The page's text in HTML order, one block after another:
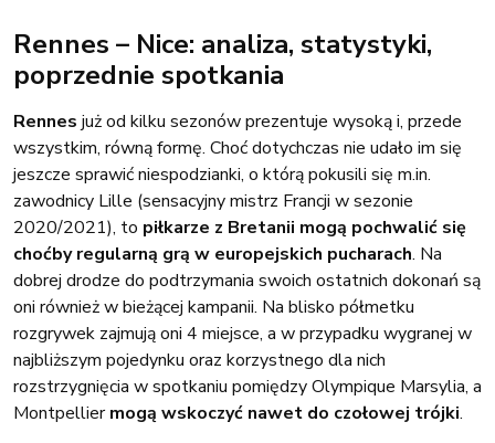
Rennes – Nice: analiza, statystyki,
poprzednie spotkania
Rennes już od kilku sezonów prezentuje wysoką i, przede
wszystkim, równą formę. Choć dotychczas nie udało im się
jeszcze sprawić niespodzianki, o którą pokusili się m.in.
zawodnicy Lille (sensacyjny mistrz Francji w sezonie
2020/2021), to piłkarze z Bretanii mogą pochwalić się
choćby regularną grą w europejskich pucharach. Na
dobrej drodze do podtrzymania swoich ostatnich dokonań są
oni również w bieżącej kampanii. Na blisko półmetku
rozgrywek zajmują oni 4 miejsce, a w przypadku wygranej w
najbliższym pojedynku oraz korzystnego dla nich
rozstrzygnięcia w spotkaniu pomiędzy Olympique Marsylia, a
Montpelliermogą wskoczyć nawet do czołowej trójki.